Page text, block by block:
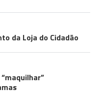
da Loja do Cidadão